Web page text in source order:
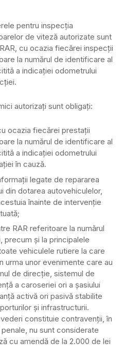
pentru inspecţia
de viteză autorizate sunt
cu ocazia fiecărei inspecţii
la numărul de identificare al
a indicaţiei odometrului
autorizaţi sunt obligaţi:
ocazia fiecărei prestaţii
la numărul de identificare al
a indicaţiei odometrului
în cauză.
legate de repararea
din dotarea autovehiculelor,
înainte de intervenţie
RAR referitoare la numărul
precum şi la principalele
vehiculele rutiere la care
urma unor evenimente care au
de direcţie, sistemul de
a caroseriei ori a şasiului
activă ori pasivă stabilite
şi infrastructurii.
constituie contravenţii, în
nu sunt considerate
cu amendă de la 2.000 de lei